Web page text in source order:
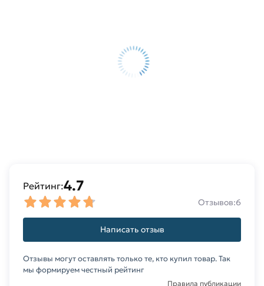
Рейтинг:4.7
Отзывов:6
Написать отзыв
Отзывы могут оставлять только те, кто купил товар. Так
мы формируем честный рейтинг
Правила публикации